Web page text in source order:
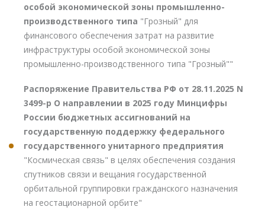
особой экономической зоны промышленно-
производственного типа "Грозный" для
финансового обеспечения затрат на развитие
инфраструктуры особой экономической зоны
промышленно-производственного типа "Грозный""
Распоряжение Правительства РФ от 28.11.2025 N
3499-р О направлении в 2025 году Минцифры
России бюджетных ассигнований на
государственную поддержку федерального
государственного унитарного предприятия
"Космическая связь" в целях обеспечения создания
спутников связи и вещания государственной
орбитальной группировки гражданского назначения
на геостационарной орбите"